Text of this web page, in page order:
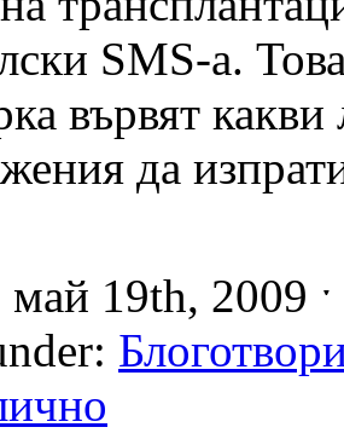
SMS-а.
вървят
да
май 19th, 2009